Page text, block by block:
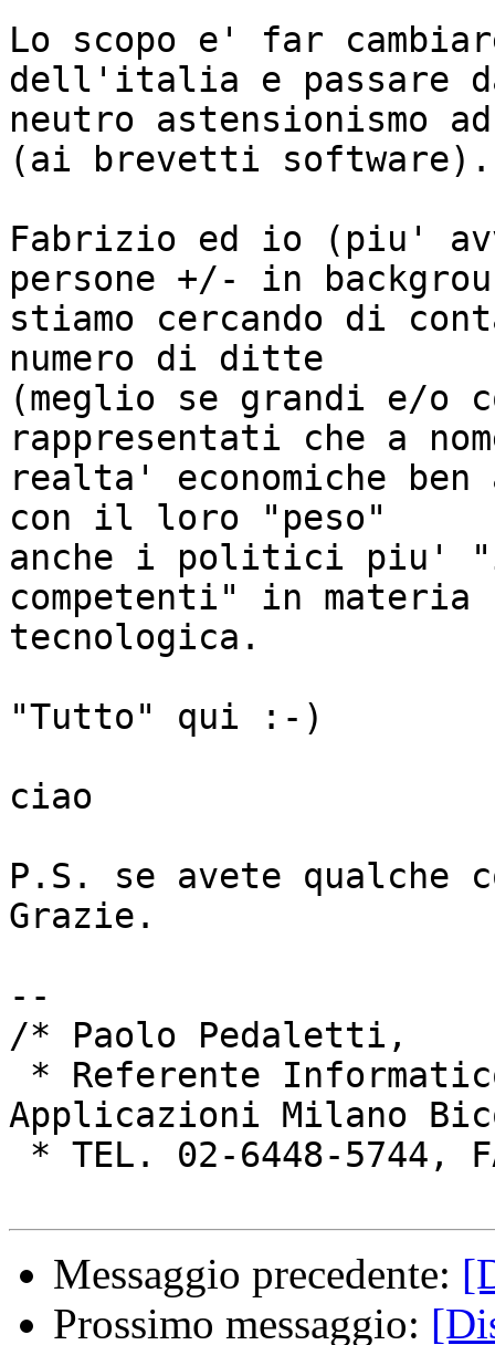
Lo scopo e' far
dell'italia e passare
neutro astensionismo
(ai brevetti software).
Fabrizio ed io (piu'
persone +/- in
stiamo cercando di
numero di ditte
(meglio se grandi e/o
rappresentati che a
realta' economiche ben
con il loro "peso"
anche i politici piu'
competenti" in materia
tecnologica.
"Tutto" qui :-)
ciao
P.S. se avete
Grazie.
--
/* Paolo Pedaletti,
Applicazioni Milano
Messaggio precedente:
Prossimo messaggio: